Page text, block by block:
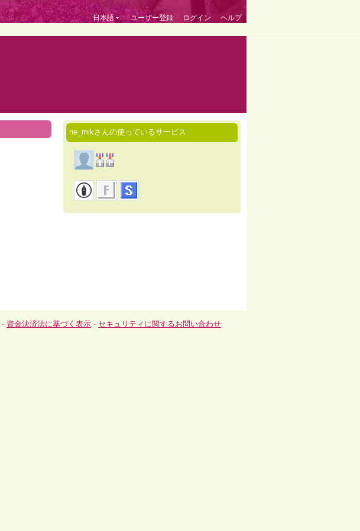
日本語 ユーザー登録 ログイン ヘルプ
ne_mikさんの使っているサービス
- 資金決済法に基づく表示 - セキュリティに関するお問い合わせ